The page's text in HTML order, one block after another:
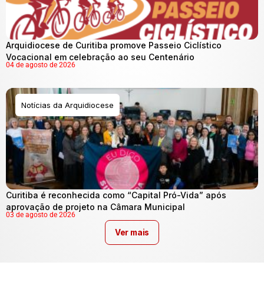
Arquidiocese de Curitiba promove Passeio Ciclístico
Vocacional em celebração ao seu Centenário
04 de agosto de 2026
Notícias da Arquidiocese
Curitiba é reconhecida como “Capital Pró-Vida” após
aprovação de projeto na Câmara Municipal
03 de agosto de 2026
Ver mais